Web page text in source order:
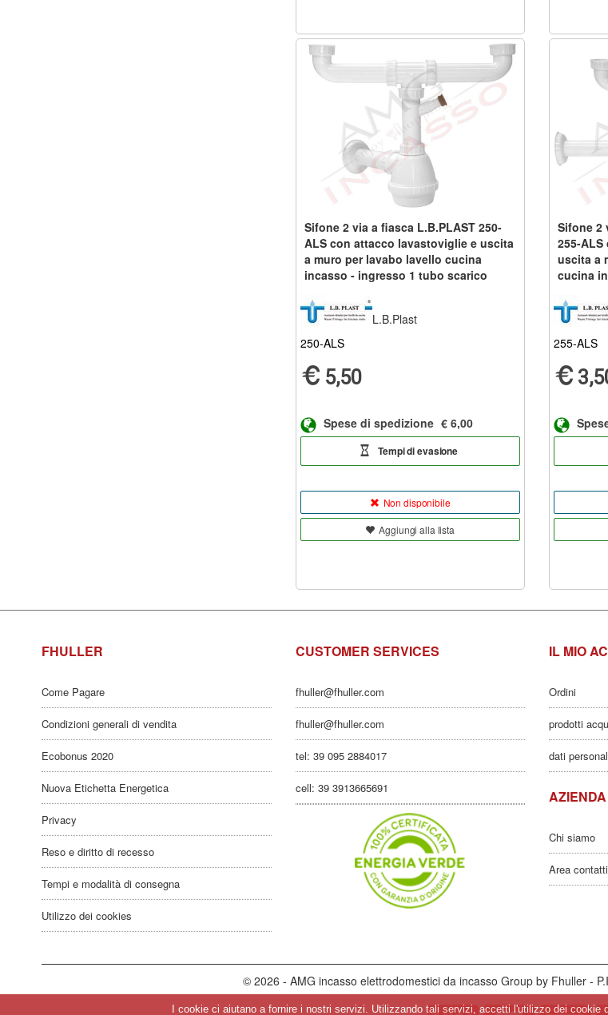
Sifone 2 via a fiasca L.B.PLAST 250-
ALS con attacco lavastoviglie e uscita
a muro per lavabo lavello cucina
incasso - ingresso 1 tubo scarico
L.B.Plast
250-ALS
5,50
Spese di spedizione € 6,00
Tempi di evasione
Non disponibile
Aggiungi alla lista
Sifone 2
255-
uscita a
cucina
255-ALS
FHULLER
Come Pagare
Condizioni generali di vendita
Ecobonus 2020
Nuova Etichetta Energetica
Privacy
Reso e diritto di recesso
Tempi e modalità di consegna
Utilizzo dei cookies
CUSTOMER SERVICES
fhuller@fhuller.com
fhuller@fhuller.com
tel: 39 095 2884017
cell: 39 3913665691
IL MIO
Ordini
prodotti
dati
AZIENDA
Chi siamo
Area contatti
© 2026 - AMG incasso elettrodomestici da incasso Group by Fhuller -
I cookie ci aiutano a fornire i nostri servizi. Utilizzando tali servizi, accetti l'utilizzo dei cookie